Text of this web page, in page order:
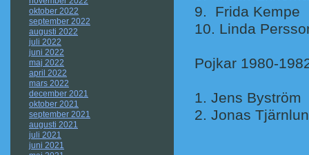
oktober 2022
september 2022
augusti 2022
juli 2022
juni 2022
maj 2022
april 2022
mars 2022
december 2021
oktober 2021
september 2021
augusti 2021
juli 2021
juni 2021
9. Frida
10. Linda
Pojkar 1980-
1. Jens
2. Jonas